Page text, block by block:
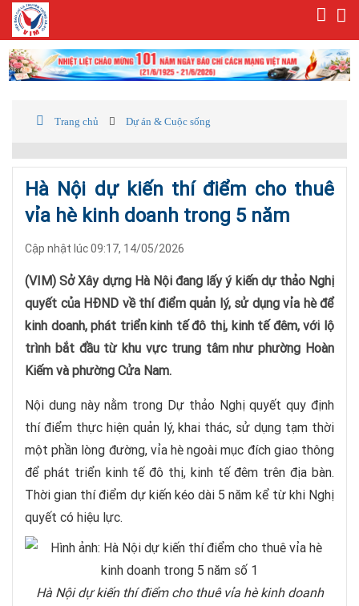
Trang chủ Dự án & Cuộc sống
Hà Nội dự kiến thí điểm cho thuê
vỉa hè kinh doanh trong 5 năm
Cập nhật lúc 09:17, 14/05/2026
(VIM) Sở Xây dựng Hà Nội đang lấy ý kiến dự thảo Nghị
quyết của HĐND về thí điểm quản lý, sử dụng vỉa hè để
kinh doanh, phát triển kinh tế đô thị, kinh tế đêm, với lộ
trình bắt đầu từ khu vực trung tâm như phường Hoàn
Kiếm và phường Cửa Nam.
Nội dung này nằm trong Dự thảo Nghị quyết quy định
thí điểm thực hiện quản lý, khai thác, sử dụng tạm thời
một phần lòng đường, vỉa hè ngoài mục đích giao thông
để phát triển kinh tế đô thị, kinh tế đêm trên địa bàn.
Thời gian thí điểm dự kiến kéo dài 5 năm kể từ khi Nghị
quyết có hiệu lực.
Hà Nội dự kiến thí điểm cho thuê vỉa hè kinh doanh